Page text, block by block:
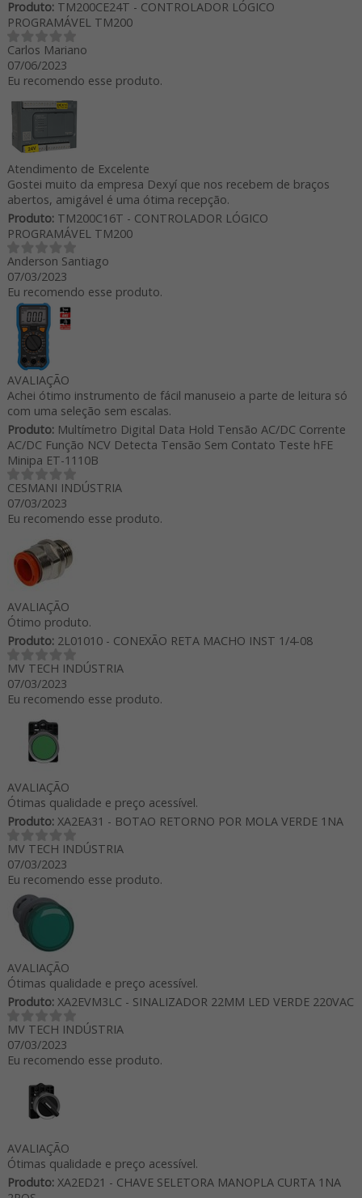
Produto:TM200CE24T - CONTROLADOR LÓGICO
PROGRAMÁVEL TM200
Carlos Mariano
07/06/2023
Eu recomendo esse produto.
Atendimento de Excelente
Gostei muito da empresa Dexyí que nos recebem de braços
abertos, amigável é uma ótima recepção.
Produto:TM200C16T - CONTROLADOR LÓGICO
PROGRAMÁVEL TM200
Anderson Santiago
07/03/2023
Eu recomendo esse produto.
AVALIAÇÃO
Achei ótimo instrumento de fácil manuseio a parte de leitura só
com uma seleção sem escalas.
Produto:Multímetro Digital Data Hold Tensão AC/DC Corrente
AC/DC Função NCV Detecta Tensão Sem Contato Teste hFE
Minipa ET-1110B
CESMANI INDÚSTRIA
07/03/2023
Eu recomendo esse produto.
AVALIAÇÃO
Ótimo produto.
Produto:2L01010 - CONEXÃO RETA MACHO INST 1/4-08
MV TECH INDÚSTRIA
07/03/2023
Eu recomendo esse produto.
AVALIAÇÃO
Ótimas qualidade e preço acessível.
Produto:XA2EA31 - BOTAO RETORNO POR MOLA VERDE 1NA
MV TECH INDÚSTRIA
07/03/2023
Eu recomendo esse produto.
AVALIAÇÃO
Ótimas qualidade e preço acessível.
Produto:XA2EVM3LC - SINALIZADOR 22MM LED VERDE 220VAC
MV TECH INDÚSTRIA
07/03/2023
Eu recomendo esse produto.
AVALIAÇÃO
Ótimas qualidade e preço acessível.
Produto:XA2ED21 - CHAVE SELETORA MANOPLA CURTA 1NA